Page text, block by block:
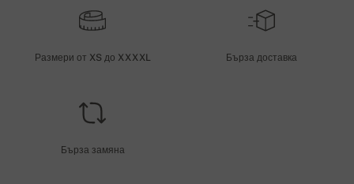
Размери от XS до XXXXL Бърза доставка
Бърза замяна